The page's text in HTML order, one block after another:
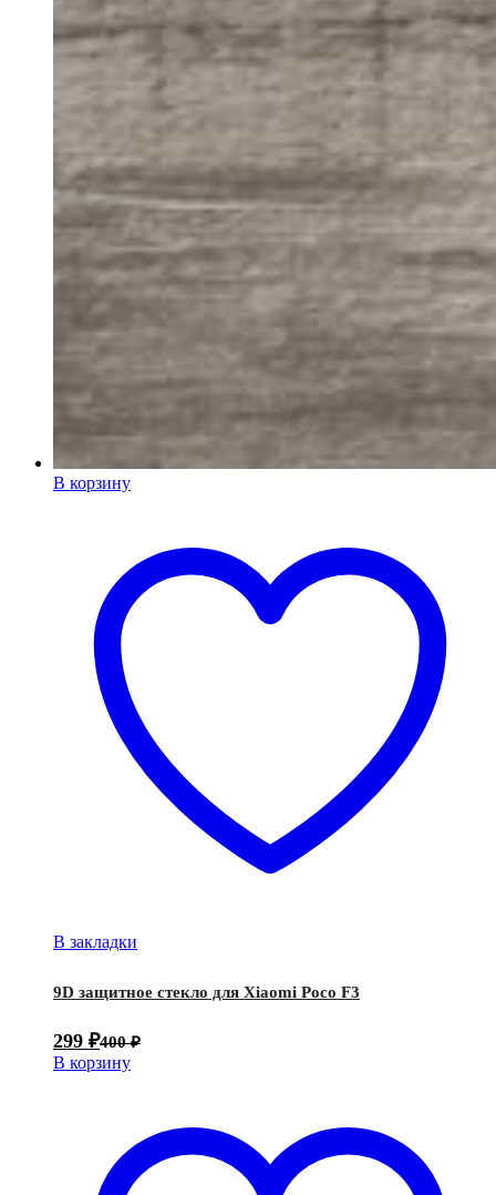
В корзину
В закладки
9D защитное стекло для Xiaomi Poco F3
299 ₽400₽
В корзину